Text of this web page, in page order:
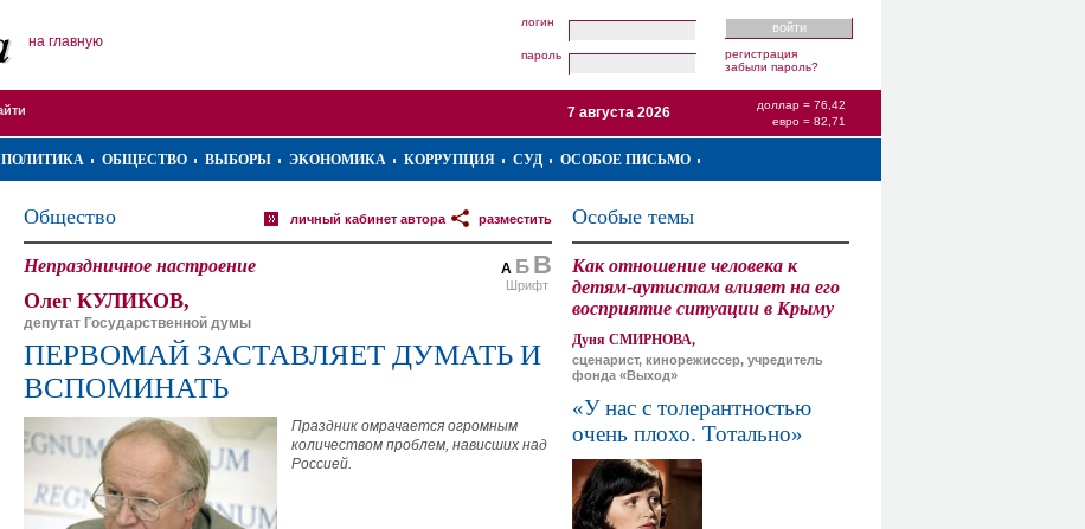
на главную
логин
пароль
регистрация
забыли пароль?
доллар = 76,42
евро = 82,71
7 августа 2026
ПОЛИТИКА ОБЩЕСТВО ВЫБОРЫ ЭКОНОМИКА КОРРУПЦИЯ СУД ОСОБОЕ ПИСЬМО
Общество разместить
личный кабинет автора
А Б В
Шрифт
Непраздничное настроение
Олег КУЛИКОВ,
депутат Государственной думы
ПЕРВОМАЙ ЗАСТАВЛЯЕТ ДУМАТЬ И
ВСПОМИНАТЬ
Праздник омрачается огромным
количеством проблем, нависших над
Россией.
Особые темы
Как отношение человека к
детям-аутистам влияет на его
восприятие ситуации в Крыму
Дуня СМИРНОВА,
сценарист, кинорежиссер, учредитель
фонда «Выход»
«У нас с толерантностью
очень плохо. Тотально»